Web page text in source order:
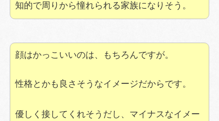
知的で周りから憧れられる家族になりそう。
顔はかっこいいのは、もちろんですが。
性格とかも良さそうなイメージだからです。
優しく接してくれそうだし、マイナスなイメー